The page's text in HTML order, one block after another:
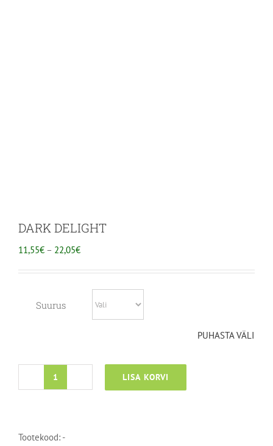
DARK DELIGHT
11,55€ – 22,05€HINNAVAHEMIK:
Suurus
PUHASTA VÄLI
DARK
LISA KORVI
Tootekood: -